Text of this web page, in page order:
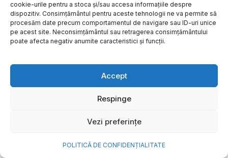
cookie-urile pentru a stoca și/sau accesa informațiile despre
dispozitiv. Consimțământul pentru aceste tehnologii ne va permite să
procesăm date precum comportamentul de navigare sau ID-uri unice
pe acest site. Neconsimțământul sau retragerea consimțământului
poate afecta negativ anumite caracteristici și funcții.
Accept
Respinge
Vezi preferințe
POLITICĂ DE CONFIDENȚIALITATE
frumoase amintiri ale verii într-